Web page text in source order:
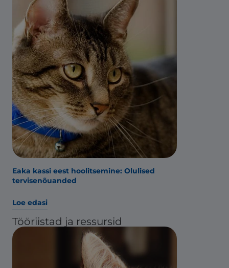
Eaka kassi eest hoolitsemine: Olulised
tervisenõuanded
Loe edasi
Tööriistad ja ressursid